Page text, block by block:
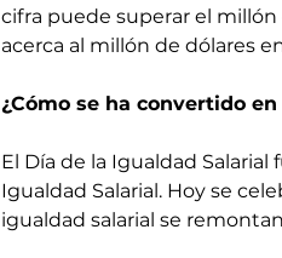
cifra puede superar el millón
acerca al millón de dólares
¿Cómo se ha convertido
El Día de la Igualdad
Igualdad Salarial. Hoy se
igualdad salarial se